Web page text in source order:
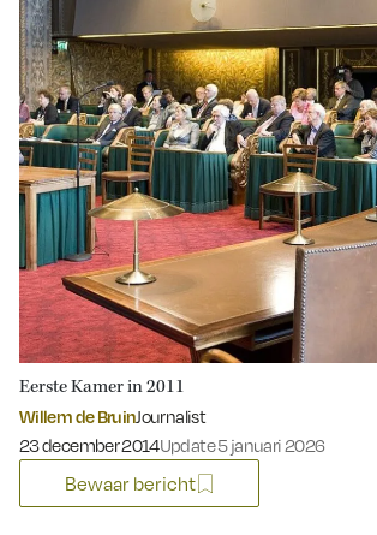
Eerste Kamer in 2011
Willem de BruinJournalist
Gepubliceerd op:
23 december 2014Update 5 januari 2026
Bewaar bericht